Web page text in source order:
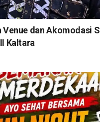
dan Akomodasi
Kaltara